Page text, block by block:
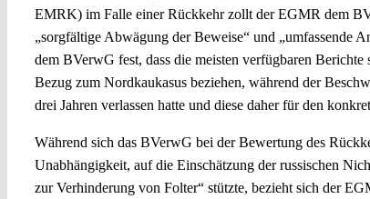
EMRK) im Falle einer Rückkehr zollt der EGMR dem
„sorgfältige Abwägung der Beweise“ und „umfassende
dem BVerwG fest, dass die meisten verfügbaren Berichte
Bezug zum Nordkaukasus beziehen, während der
drei Jahren verlassen hatte und diese daher für den
Während sich das BVerwG bei der Bewertung des
Unabhängigkeit, auf die Einschätzung der russischen
zur Verhinderung von Folter“ stützte, bezieht sich der